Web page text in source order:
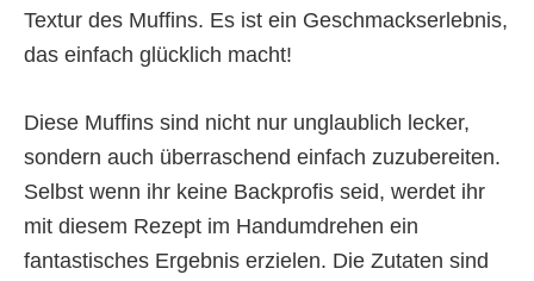
Textur des Muffins. Es ist ein Geschmackserlebnis,
das einfach glücklich macht!
Diese Muffins sind nicht nur unglaublich lecker,
sondern auch überraschend einfach zuzubereiten.
Selbst wenn ihr keine Backprofis seid, werdet ihr
mit diesem Rezept im Handumdrehen ein
fantastisches Ergebnis erzielen. Die Zutaten sind